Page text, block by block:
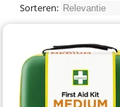
Sorteren: